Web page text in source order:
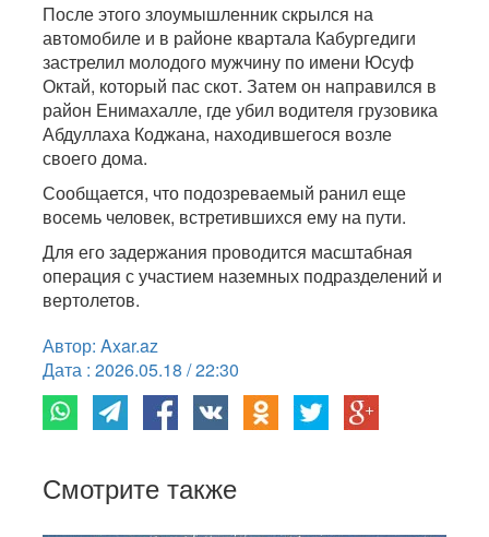
После этого злоумышленник скрылся на
автомобиле и в районе квартала Кабургедиги
застрелил молодого мужчину по имени Юсуф
Октай, который пас скот. Затем он направился в
район Енимахалле, где убил водителя грузовика
Абдуллаха Коджана, находившегося возле
своего дома.
Сообщается, что подозреваемый ранил еще
восемь человек, встретившихся ему на пути.
Для его задержания проводится масштабная
операция с участием наземных подразделений и
вертолетов.
Автор: Axar.az
Дата : 2026.05.18 / 22:30
Смотрите также